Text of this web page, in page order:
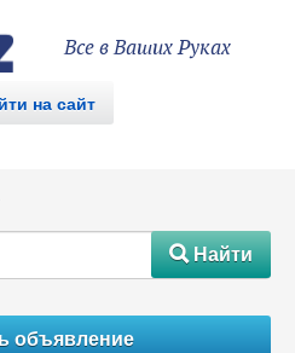
Все в Ваших Руках
на сайт
#Найти
объявление